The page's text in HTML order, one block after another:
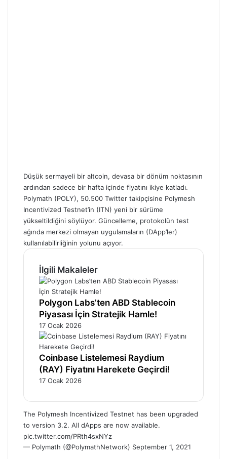
Düşük sermayeli bir altcoin, devasa bir dönüm noktasının
ardından sadece bir hafta içinde fiyatını ikiye katladı.
Polymath (POLY), 50.500 Twitter takipçisine Polymesh
Incentivized Testnet’in (ITN) yeni bir sürüme
yükseltildiğini söylüyor. Güncelleme, protokolün test
ağında merkezi olmayan uygulamaların (DApp’ler)
kullanılabilirliğinin yolunu açıyor.
İlgili Makaleler
Polygon Labs’ten ABD Stablecoin
Piyasası İçin Stratejik Hamle!
17 Ocak 2026
Coinbase Listelemesi Raydium
(RAY) Fiyatını Harekete Geçirdi!
17 Ocak 2026
The Polymesh Incentivized Testnet has been upgraded
to version 3.2. All dApps are now available.
pic.twitter.com/PRth4sxNYz
— Polymath (@PolymathNetwork) September 1, 2021